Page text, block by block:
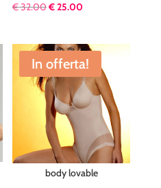
€32.00Il
originale
era:
€ 32.00.
€25.00
attuale
è:
€ 25.00.
In offerta!
body lovable